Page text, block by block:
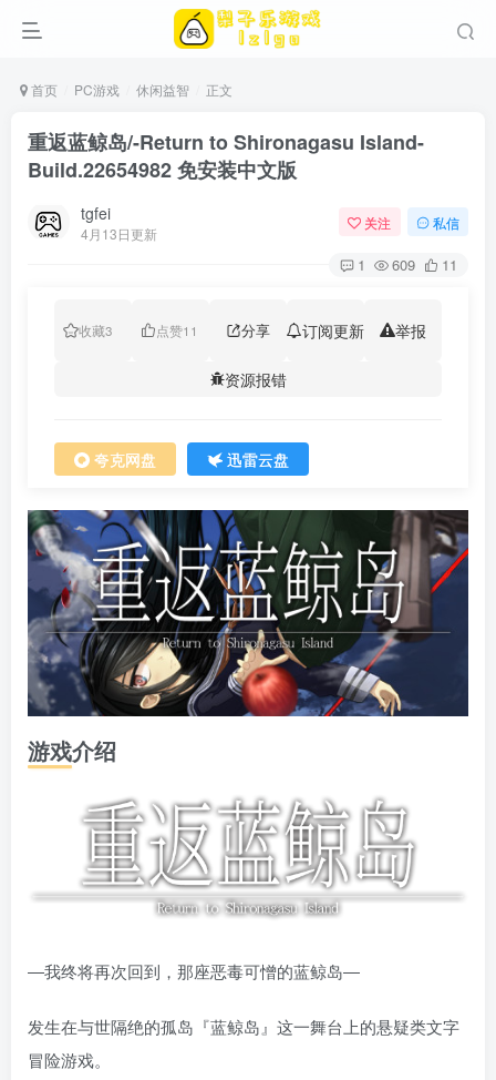
首页 PC游戏 休闲益智 正文
重返蓝鲸岛/-Return to Shironagasu Island-
Build.22654982 免安装中文版
tgfei
4月13日更新
关注 私信
1 609 11
收藏3 点赞11 分享 订阅更新 举报
资源报错
夸克网盘 迅雷云盘
游戏介绍
―我终将再次回到，那座恶毒可憎的蓝鲸岛―
发生在与世隔绝的孤岛『蓝鲸岛』这一舞台上的悬疑类文字
冒险游戏。